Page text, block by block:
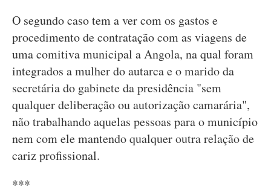
O segundo caso tem a ver com os gastos e
procedimento de contratação com as viagens de
uma comitiva municipal a Angola, na qual foram
integrados a mulher do autarca e o marido da
secretária do gabinete da presidência "sem
qualquer deliberação ou autorização camarária",
não trabalhando aquelas pessoas para o município
nem com ele mantendo qualquer outra relação de
cariz profissional.
***